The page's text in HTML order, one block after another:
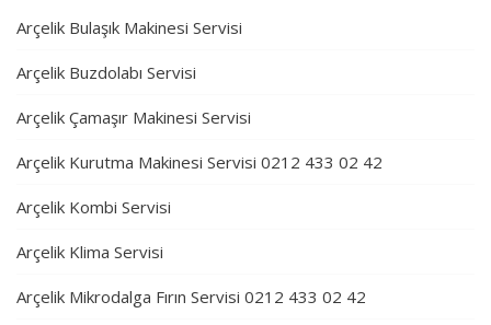
Arçelik Bulaşık Makinesi Servisi
Arçelik Buzdolabı Servisi
Arçelik Çamaşır Makinesi Servisi
Arçelik Kurutma Makinesi Servisi 0212 433 02 42
Arçelik Kombi Servisi
Arçelik Klima Servisi
Arçelik Mikrodalga Fırın Servisi 0212 433 02 42